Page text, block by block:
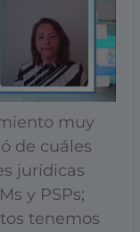
muy
de cuáles
jurídicas
y PSPs;
tenemos